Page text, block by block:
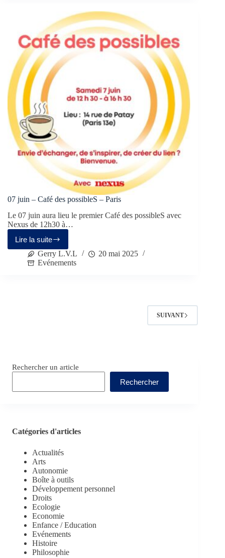
07 juin – Café des possibleS – Paris
Le 07 juin aura lieu le premier Café des possibleS avec
Nexus de 12h30 à…
Lire la suite
Gerry L.V.L
20 mai 2025
Evénements
SUIVANT
Rechercher un article
Rechercher
Catégories d'articles
Actualités
Arts
Autonomie
Boîte à outils
Développement personnel
Droits
Ecologie
Economie
Enfance / Education
Evénements
Histoire
Philosophie